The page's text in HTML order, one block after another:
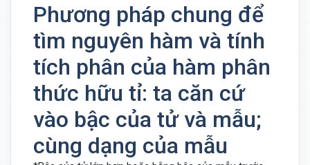
Phương pháp chung để
tìm nguyên hàm và tính
tích phân của hàm phân
thức hữu tỉ: ta căn cứ
vào bậc của tử và mẫu;
cùng dạng của mẫu